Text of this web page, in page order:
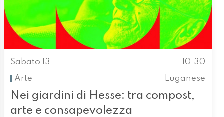
Sabato 13
10.30
Arte
Luganese
Nei giardini di Hesse: tra compost,
arte e consapevolezza